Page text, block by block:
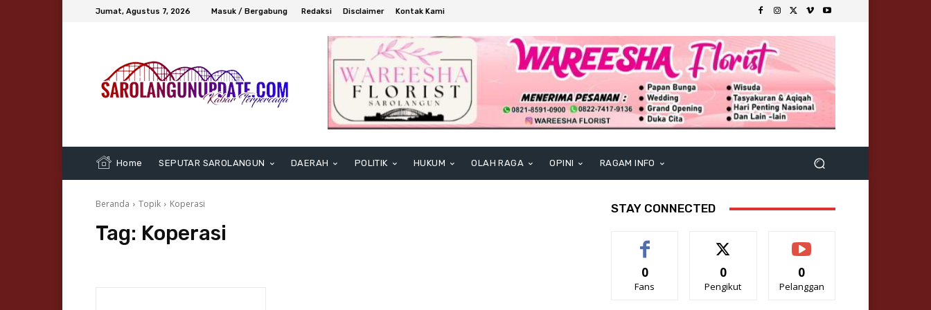
Jumat, Agustus 7, 2026 Masuk / Bergabung Redaksi Disclaimer Kontak Kami
Home SEPUTAR SAROLANGUN DAERAH POLITIK HUKUM OLAH RAGA OPINI RAGAM INFO
Beranda Topik Koperasi
Tag: Koperasi
STAY CONNECTED
0
Fans
0
Pengikut
0
Pelanggan